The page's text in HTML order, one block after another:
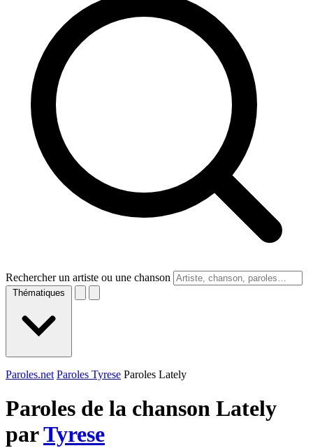
Rechercher un artiste ou une chanson
Thématiques
Paroles.net Paroles Tyrese Paroles Lately
Paroles de la chanson Lately
parTyrese